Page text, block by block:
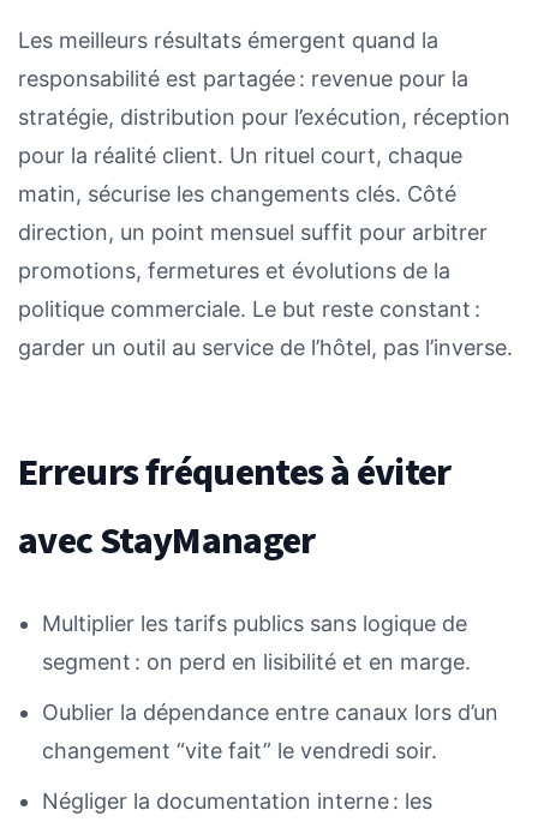
Les meilleurs résultats émergent quand la
responsabilité est partagée : revenue pour la
stratégie, distribution pour l’exécution, réception
pour la réalité client. Un rituel court, chaque
matin, sécurise les changements clés. Côté
direction, un point mensuel suffit pour arbitrer
promotions, fermetures et évolutions de la
politique commerciale. Le but reste constant :
garder un outil au service de l’hôtel, pas l’inverse.
Erreurs fréquentes à éviter
avec StayManager
Multiplier les tarifs publics sans logique de
segment : on perd en lisibilité et en marge.
Oublier la dépendance entre canaux lors d’un
changement “vite fait” le vendredi soir.
Négliger la documentation interne : les